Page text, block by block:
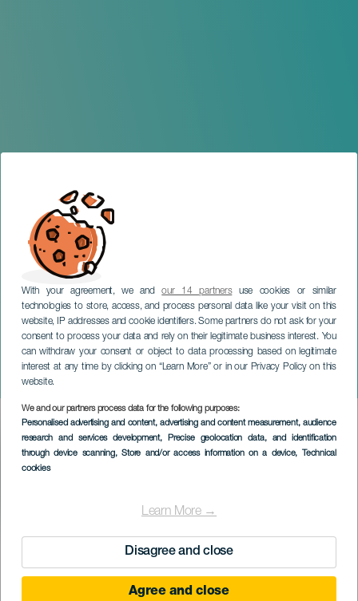
With your agreement, we andour 14 partnersuse cookies or similar
technologies to store, access, and process personal data like your visit on this
website, IP addresses and cookie identifiers. Some partners do not ask for your
consent to process your data and rely on their legitimate business interest. You
can withdraw your consent or object to data processing based on legitimate
interest at any time by clicking on “Learn More” or in our Privacy Policy on this
website.
We and our partners process data for the following purposes:
Personalised advertising and content, advertising and content measurement, audience
research and services development, Precise geolocation data, and identification
through device scanning, Store and/or access information on a device, Technical
cookies
Learn More →
Disagree and close
Agree and close
39 Festival Internacional
de Música de Canarias en
La Palma
LA PALMA
Imagen
Listado